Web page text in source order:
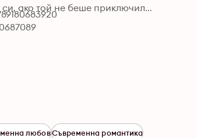
ако той не беше приключил...
любовСъвременна романтика